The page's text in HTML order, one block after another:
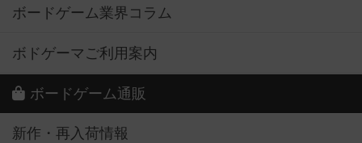
ボードゲーム業界コラム
ボドゲーマご利用案内
ボードゲーム通販
新作・再入荷情報